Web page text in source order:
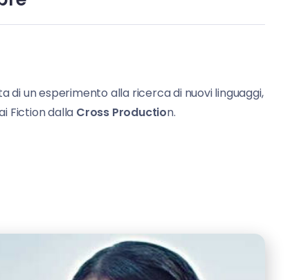
di un esperimento alla ricerca di nuovi linguaggi,
Fiction dalla Cross Production.